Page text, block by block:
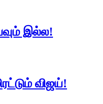
இல்ல!
விஜய்!